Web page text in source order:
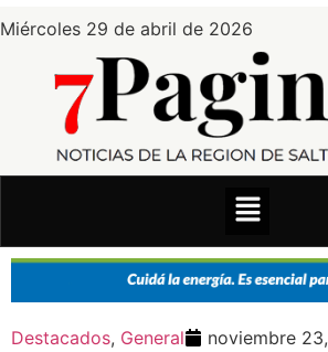
Miércoles 29 de abril de 2026
Destacados, General noviembre